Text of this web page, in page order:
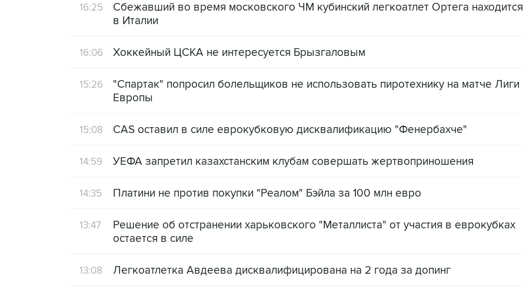
16:25
Сбежавший во время московского ЧМ кубинский легкоатлет Ортега находится
в Италии
16:06 Хоккейный ЦСКА не интересуется Брызгаловым
15:26
"Спартак" попросил болельщиков не использовать пиротехнику на матче Лиги
Европы
15:08 CAS оставил в силе еврокубковую дисквалификацию "Фенербахче"
14:59 УЕФА запретил казахстанским клубам совершать жертвоприношения
14:35 Платини не против покупки "Реалом" Бэйла за 100 млн евро
13:47
Решение об отстранении харьковского "Металлиста" от участия в еврокубках
остается в силе
13:08 Легкоатлетка Авдеева дисквалифицирована на 2 года за допинг